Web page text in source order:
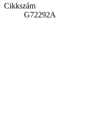
Cikkszám
G72292A